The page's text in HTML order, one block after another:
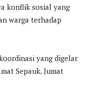
konflik sosial yang
warga terhadap
yang digelar
Sepauk. Jumat